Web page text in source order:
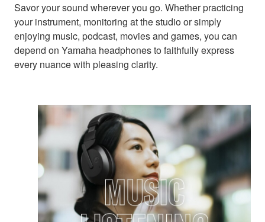
Savor your sound wherever you go. Whether practicing
your instrument, monitoring at the studio or simply
enjoying music, podcast, movies and games, you can
depend on Yamaha headphones to faithfully express
every nuance with pleasing clarity.